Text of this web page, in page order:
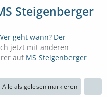
Steigenberger
geht wann? Der
jetzt mit anderen
auf MS Steigenberger
Alle als gelesen markieren